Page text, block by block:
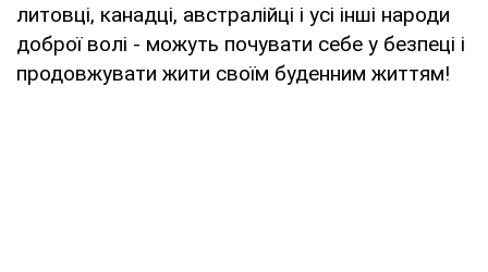
литовці, канадці, австралійці і усі інші народи
доброї волі - можуть почувати себе у безпеці і
продовжувати жити своїм буденним життям!